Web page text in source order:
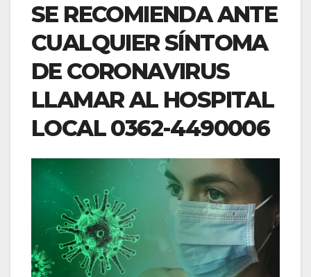
SE RECOMIENDA ANTE
CUALQUIER SÍNTOMA
DE CORONAVIRUS
LLAMAR AL HOSPITAL
LOCAL 0362-4490006